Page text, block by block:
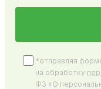
*отправляя
на обработку
ФЗ «О